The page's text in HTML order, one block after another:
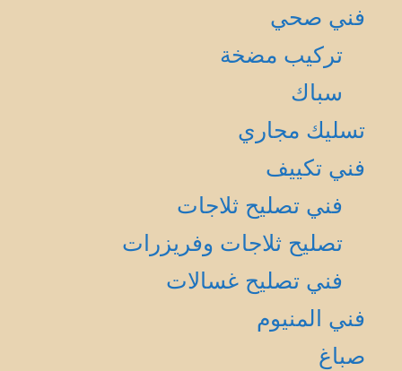
فني صحي
تركيب مضخة
سباك
تسليك مجاري
فني تكييف
فني تصليح ثلاجات
تصليح ثلاجات وفريزرات
فني تصليح غسالات
فني المنيوم
صباغ